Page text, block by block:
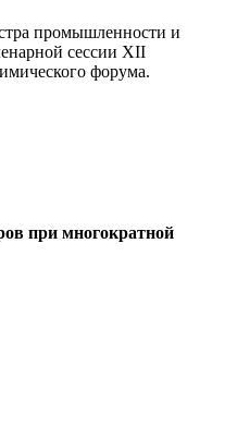
промышленности и
сессии XII
форума.
при многократной